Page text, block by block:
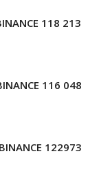
118 213
116 048
122973